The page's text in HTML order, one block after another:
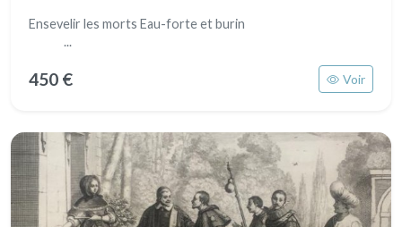
Ensevelir les morts Eau-forte et burin
...
450 € Voir